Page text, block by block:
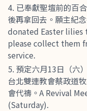
已奉獻聖壇前的百
後再拿回去。願主紀
donated Easter lilies
please collect them
service.
預定六月13日（六
台北雙連教會蔡政道
會代禱。A Revival
(Saturday).